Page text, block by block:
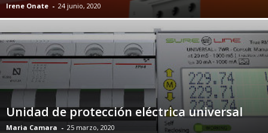
Irene Onate - 24 junio, 2020
Unidad de protección eléctrica universal
Maria Camara - 25 marzo, 2020